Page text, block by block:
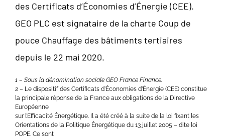
des Certificats d’Économies d’Énergie (CEE).
GEO PLC est signataire de la charte Coup de
pouce Chauffage des bâtiments tertiaires
depuis le 22 mai 2020.
1 – Sous la dénomination sociale GEO France Finance.
2 – Le dispositif des Certificats d’Économies d’Énergie (CEE) constitue
la principale réponse de la France aux obligations de la Directive
Européenne
sur l’Efficacité Énergétique. Il a été créé à la suite de la loi fixant les
Orientations de la Politique Énergétique du 13 juillet 2005 – dite loi
POPE. Ce sont